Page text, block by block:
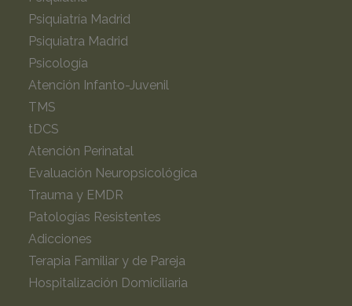
Psiquiatría Madrid
Psiquiatra Madrid
Psicología
Atención Infanto-Juvenil
TMS
tDCS
Atención Perinatal
Evaluación Neuropsicológica
Trauma y EMDR
Patologías Resistentes
Adicciones
Terapia Familiar y de Pareja
Hospitalización Domiciliaria